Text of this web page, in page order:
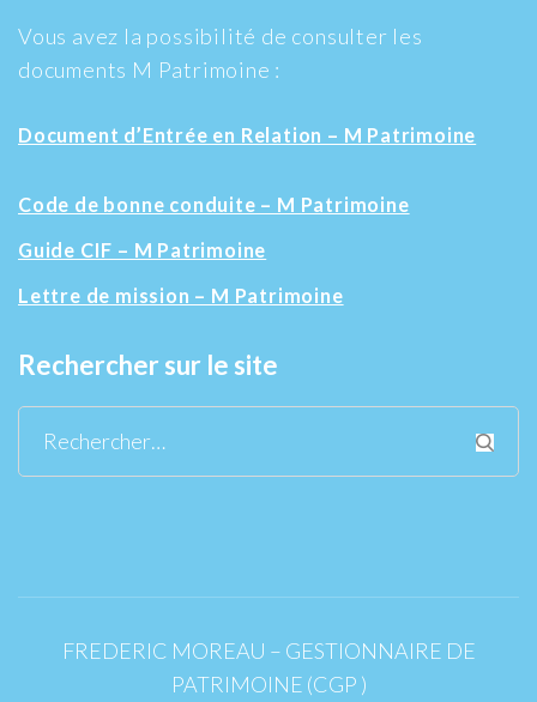
Vous avez la possibilité de consulter les
documents M Patrimoine :
Document d’Entrée en Relation – M Patrimoine
Code de bonne conduite – M Patrimoine
Guide CIF – M Patrimoine
Lettre de mission – M Patrimoine
Rechercher sur le site
Rechercher :
FREDERIC MOREAU – GESTIONNAIRE DE
PATRIMOINE (CGP )